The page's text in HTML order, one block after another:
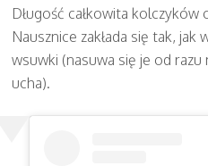
Długość całkowita kolczyków
Nausznice zakłada się tak, jak
wsuwki (nasuwa się je od razu
ucha).